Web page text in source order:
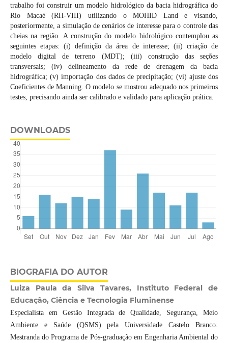
trabalho foi construir um modelo hidrológico da bacia hidrográfica do
Rio Macaé (RH-VIII) utilizando o MOHID Land e visando,
posteriormente, a simulação de cenários de interesse para o controle das
cheias na região. A construção do modelo hidrológico contemplou as
seguintes etapas: (i) definição da área de interesse; (ii) criação de
modelo digital de terreno (MDT); (iii) construção das seções
transversais; (iv) delineamento da rede de drenagem da bacia
hidrográfica; (v) importação dos dados de precipitação; (vi) ajuste dos
Coeficientes de Manning. O modelo se mostrou adequado nos primeiros
testes, precisando ainda ser calibrado e validado para aplicação prática.
DOWNLOADS
BIOGRAFIA DO AUTOR
Luiza Paula da Silva Tavares, Instituto Federal de
Educação, Ciência e Tecnologia Fluminense
Especialista em Gestão Integrada de Qualidade, Segurança, Meio
Ambiente e Saúde (QSMS) pela Universidade Castelo Branco.
Mestranda do Programa de Pós-graduação em Engenharia Ambiental do